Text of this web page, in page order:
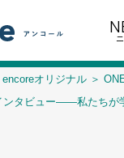
encoreオリジナル
ンタビュー――私たちが